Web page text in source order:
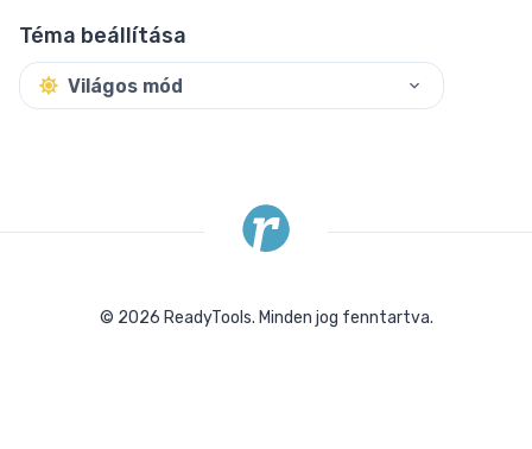
Téma beállítása
Világos mód
© 2026 ReadyTools. Minden jog fenntartva.